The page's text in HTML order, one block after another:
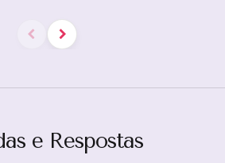
e Respostas